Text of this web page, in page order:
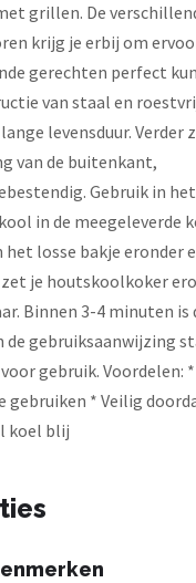
grillen. De
krijg je erbij om
gerechten perfect
van staal en
levensduur. Verder
van de buitenkant,
Gebruik in
in de meegeleverde
het losse bakje eronder
je houtskoolkoker
Binnen 3-4 minuten is
de gebruiksaanwijzing
gebruik. Voordelen:
gebruiken * Veilig
koel blij